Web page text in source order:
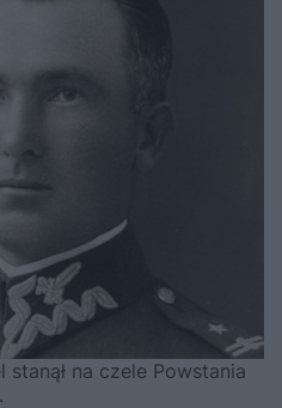
stanął na czele Powstania